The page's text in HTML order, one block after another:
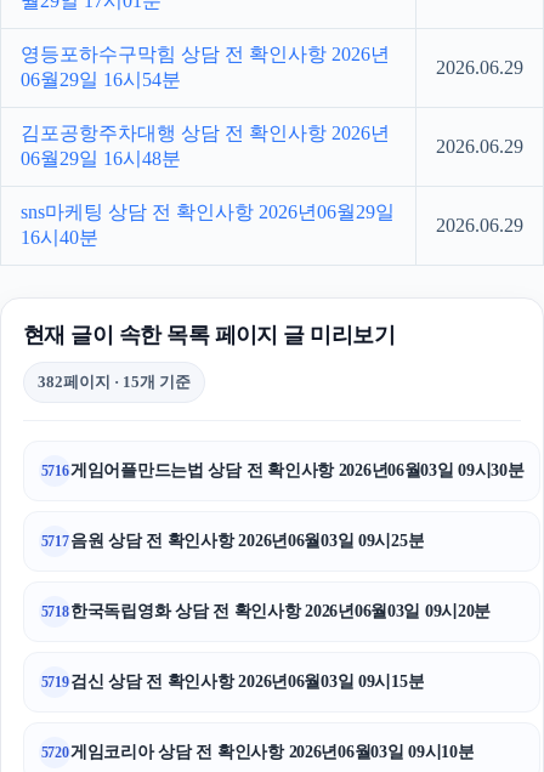
영등포하수구막힘 상담 전 확인사항 2026년
06월29일 16시54분
2026.06.29
김포공항주차대행 상담 전 확인사항 2026년
06월29일 16시48분
2026.06.29
sns마케팅 상담 전 확인사항 2026년06월29일
16시40분
2026.06.29
현재 글이 속한 목록 페이지 글 미리보기
382페이지 · 15개 기준
5716게임어플만드는법 상담 전 확인사항 2026년06월03일 09시30분
5717음원 상담 전 확인사항 2026년06월03일 09시25분
5718한국독립영화 상담 전 확인사항 2026년06월03일 09시20분
5719검신 상담 전 확인사항 2026년06월03일 09시15분
5720게임코리아 상담 전 확인사항 2026년06월03일 09시10분